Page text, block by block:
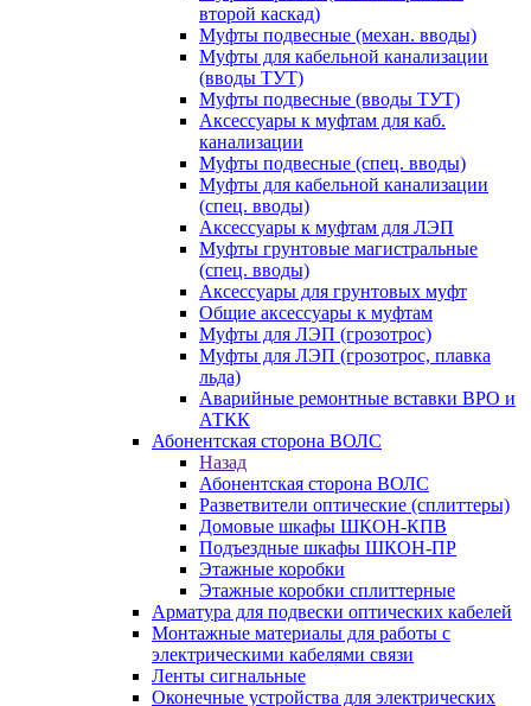
второй каскад)
Муфты подвесные (механ. вводы)
Муфты для кабельной канализации
(вводы ТУТ)
Муфты подвесные (вводы ТУТ)
Аксессуары к муфтам для каб.
канализации
Муфты подвесные (спец. вводы)
Муфты для кабельной канализации
(спец. вводы)
Аксессуары к муфтам для ЛЭП
Муфты грунтовые магистральные
(спец. вводы)
Аксессуары для грунтовых муфт
Общие аксессуары к муфтам
Муфты для ЛЭП (грозотрос)
Муфты для ЛЭП (грозотрос, плавка
льда)
Аварийные ремонтные вставки ВРО и
АТКК
Абонентская сторона ВОЛС
Назад
Абонентская сторона ВОЛС
Разветвители оптические (сплиттеры)
Домовые шкафы ШКОН-КПВ
Подъездные шкафы ШКОН-ПР
Этажные коробки
Этажные коробки сплиттерные
Арматура для подвески оптических кабелей
Монтажные материалы для работы с
электрическими кабелями связи
Ленты сигнальные
Оконечные устройства для электрических